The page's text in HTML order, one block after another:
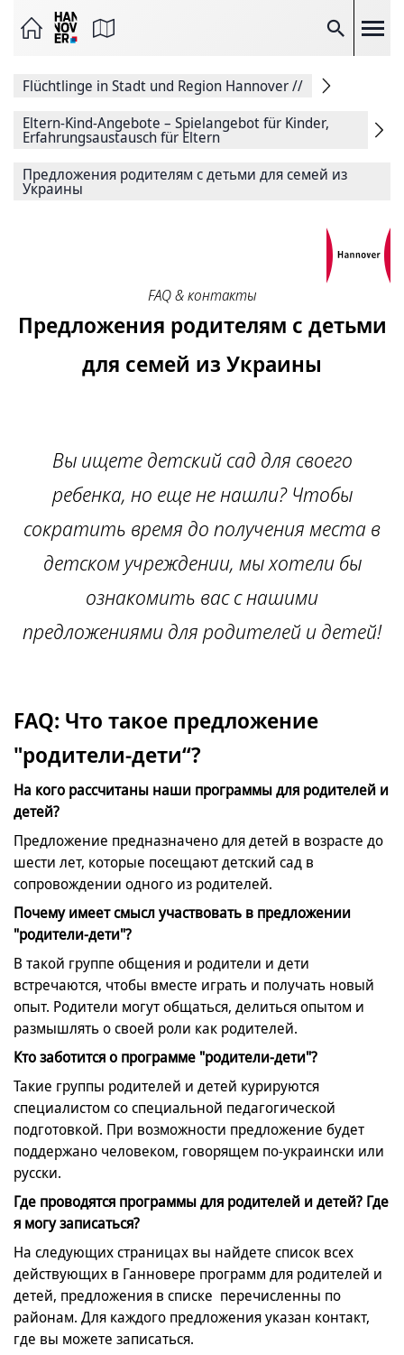
Suche
Facebook
Seitenlink
Kopieren
Seite
Flüchtlinge in Stadt und Region Hannover//
Eltern-Kind-Angebote – Spielangebot für Kinder,
Erfahrungsaustausch für Eltern
Предложения родителям с детьми для семей из
Украины
FAQ & контакты
Предложения родителям с детьми
для семей из Украины
Вы ищете детский сад для своего
ребенка, но еще не нашли? Чтобы
сократить время до получения места в
детском учреждении, мы хотели бы
ознакомить вас с нашими
предложениями для родителей и детей!
FAQ: Что такое предложение
"родители-дети“?
На кого рассчитаны наши программы для родителей и
детей?
Предложение предназначено для детей в возрасте до
шести лет, которые посещают детский сад в
сопровождении одного из родителей.
Почему имеет смысл участвовать в предложении
"родители-дети"?
В такой группе общения и родители и дети
встречаются, чтобы вместе играть и получать новый
опыт. Родители могут общаться, делиться опытом и
размышлять о своей роли как родителей.
Кто заботится о программе "родители-дети"?
Такие группы родителей и детей курируются
специалистом со специальной педагогической
подготовкой. При возможности предложение будет
поддержано человеком, говорящем по-украински или
русски.
Где проводятся программы для родителей и детей? Где
я могу записаться?
На следующих страницах вы найдете список всех
действующих в Ганновере программ для родителей и
детей, предложения в списке перечисленны по
районам. Для каждого предложения указан контакт,
где вы можете записаться.